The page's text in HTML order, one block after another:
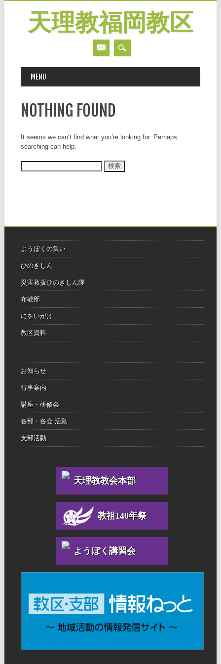
天理教福岡教区
MAIN MENU
MENU
NOTHING FOUND
It seems we can’t find what you’re looking for. Perhaps
searching can help.
ようぼくの集い
ひのきしん
災害救援ひのきしん隊
布教部
にをいがけ
教区資料
お知らせ
行事案内
講座・研修会
各部・各会 活動
支部活動
天理教教会本部
教祖140年祭
ようぼく講習会